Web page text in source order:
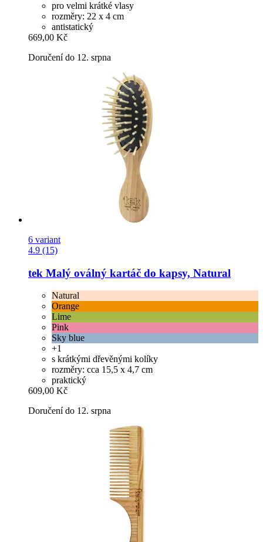
pro velmi krátké vlasy
rozměry: 22 x 4 cm
antistatický
669,00 Kč
Doručení do 12. srpna
6 variant
4.9 (15)
tek Malý oválný kartáč do kapsy, Natural
Natural
Orange
Lime
Pink
Sky blue
+1
s krátkými dřevěnými kolíky
rozměry: cca 15,5 x 4,7 cm
praktický
609,00 Kč
Doručení do 12. srpna